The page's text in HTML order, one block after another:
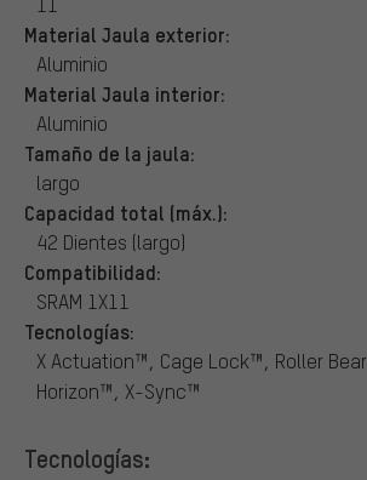
Material Jaula exterior:
Aluminio
Material Jaula interior:
Aluminio
Tamaño de la jaula:
largo
Capacidad total (máx.):
42 Dientes (largo)
Compatibilidad:
SRAM 1X11
Tecnologías:
X Actuation™, Cage Lock™, Roller
Horizon™, X-Sync™
Tecnologías: